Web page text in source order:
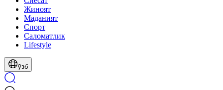
Жиноят
Маданият
Спорт
Cаломатлик
Lifestyle
ўзб